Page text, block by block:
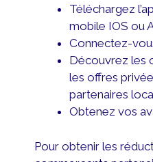
Téléchargez
mobile IOS ou
Connectez-
Découvrez les
les offres
partenaires
Obtenez vos
Pour obtenir les